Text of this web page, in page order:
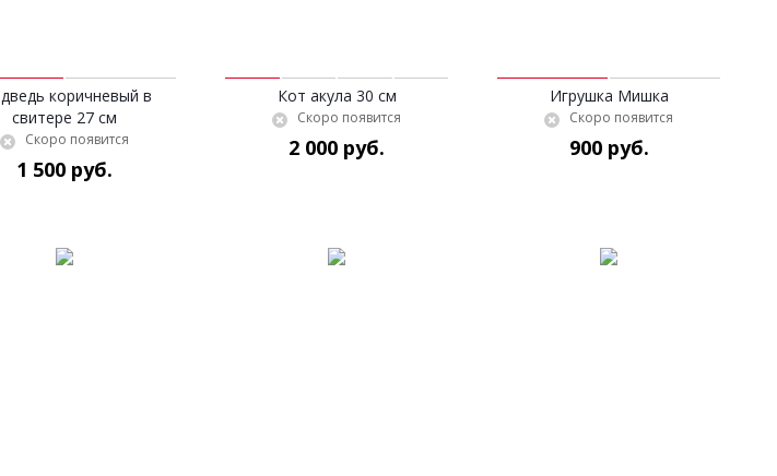
коричневый в
свитере 27 см
Скоро появится
1 500 руб.
Кот акула 30 см
Скоро появится
2 000 руб.
Игрушка Мишка
Скоро появится
900 руб.